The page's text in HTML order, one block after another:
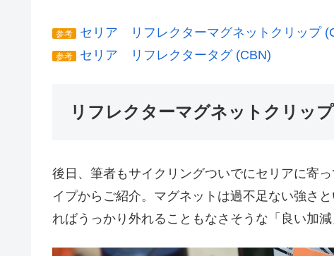
参考 セリア リフレクターマグネットクリップ
参考 セリア リフレクタータグ (CBN)
リフレクターマグネットクリップ
後日、筆者もサイクリングついでにセリアに寄
イプからご紹介。マグネットは過不足ない強さ
ればうっかり外れることもなさそうな「良い加減